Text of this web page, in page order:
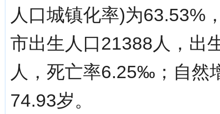
人口城镇化率)为63.53%
市出生人口21388人，出
人，死亡率6.25‰；自然
74.93岁。